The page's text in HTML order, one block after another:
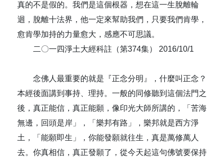
真的不是假的。我們是這個根器，想在這一生脫離輪
迴，脫離十法界，他一定來幫助我們，只要我們肯學，
愈肯學加持的力量愈大，感應不可思議。
二〇一四淨土大經科註（第374集） 2016/10/1
念佛人最重要的就是『正念分明』，什麼叫正念？
本經後面講到事持、理持。一般的同修聽到這個法門之
後，真正能信，真正能願，像印光大師所講的，「苦海
無邊，回頭是岸」，「樂邦有路」，樂邦就是西方淨
土，「能願即生」，你能發願就往生，真是萬修萬人
去。你真相信，真正發願了，從今天起這句佛號要保持